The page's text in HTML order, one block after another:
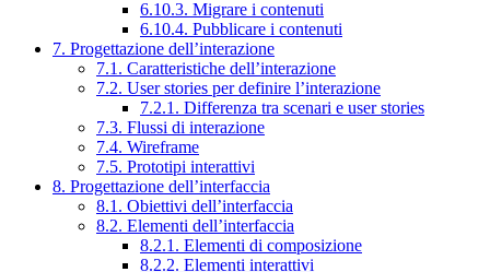
6.10.3. Migrare i contenuti
6.10.4. Pubblicare i contenuti
7. Progettazione dell’interazione
7.1. Caratteristiche dell’interazione
7.2. User stories per definire l’interazione
7.2.1. Differenza tra scenari e user stories
7.3. Flussi di interazione
7.4. Wireframe
7.5. Prototipi interattivi
8. Progettazione dell’interfaccia
8.1. Obiettivi dell’interfaccia
8.2. Elementi dell’interfaccia
8.2.1. Elementi di composizione
8.2.2. Elementi interattivi